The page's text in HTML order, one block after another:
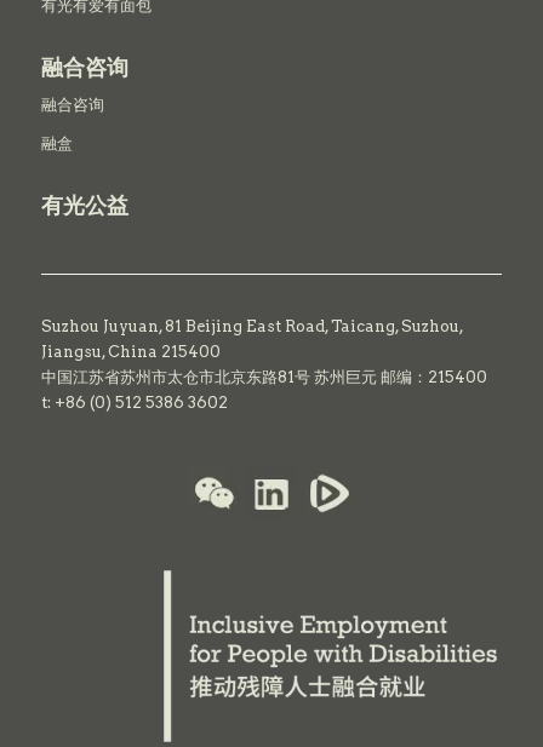
有光有爱有面包
融合咨询
融合咨询
融盒
有光公益
Suzhou Juyuan, 81 Beijing East Road,Taicang,Suzhou,
Jiangsu, China 215400
中国江苏省苏州市太仓市北京东路81号 苏州巨元 邮编：215400
t: +86 (0) 512 5386 3602